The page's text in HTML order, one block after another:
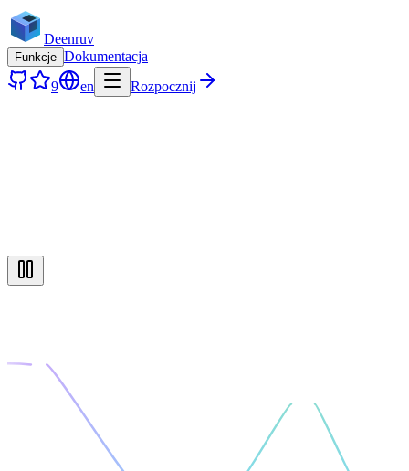
Deenruv
Funkcje Dokumentacja
9
en Rozpocznij